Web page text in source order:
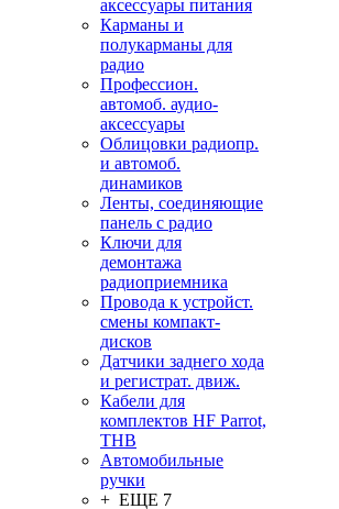
аксессуары питания
Карманы и
полукарманы для
радио
Профессион.
автомоб. аудио-
аксессуары
Облицовки радиопр.
и автомоб.
динамиков
Ленты, соединяющие
панель с радио
Ключи для
демонтажа
радиоприемника
Провода к устройст.
смены компакт-
дисков
Датчики заднего хода
и регистрат. движ.
Кабели для
комплектов HF Parrot,
THB
Автомобильные
ручки
+ ЕЩЕ 7